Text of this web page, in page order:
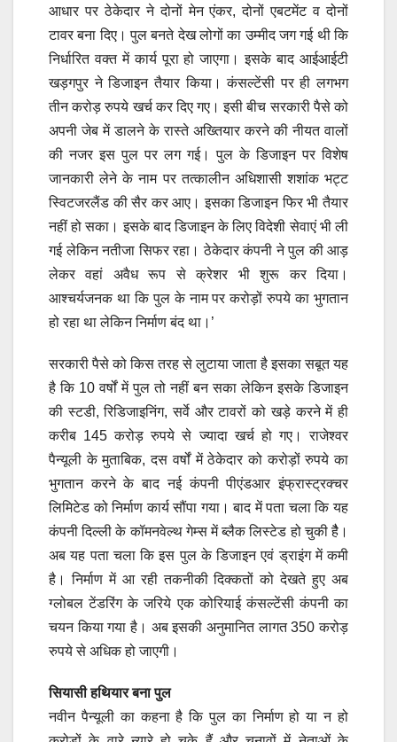
आधार पर ठेकेदार ने दोनों मेन एंकर, दोनों एबटमेंट व दोनों
टावर बना दिए। पुल बनते देख लोगों का उम्मीद जग गई थी कि
निर्धारित वक्त में कार्य पूरा हो जाएगा। इसके बाद आईआईटी
खड़गपुर ने डिजाइन तैयार किया। कंसल्टेंसी पर ही लगभग
तीन करोड़ रुपये खर्च कर दिए गए। इसी बीच सरकारी पैसे को
अपनी जेब में डालने के रास्ते अख्तियार करने की नीयत वालों
की नजर इस पुल पर लग गई। पुल के डिजाइन पर विशेष
जानकारी लेने के नाम पर तत्कालीन अधिशासी शशांक भट्ट
स्विटजरलैंड की सैर कर आए। इसका डिजाइन फिर भी तैयार
नहीं हो सका। इसके बाद डिजाइन के लिए विदेशी सेवाएं भी ली
गई लेकिन नतीजा सिफर रहा। ठेकेदार कंपनी ने पुल की आड़
लेकर वहां अवैध रूप से क्रेशर भी शुरू कर दिया।
आश्चर्यजनक था कि पुल के नाम पर करोड़ों रुपये का भुगतान
हो रहा था लेकिन निर्माण बंद था।’
सरकारी पैसे को किस तरह से लुटाया जाता है इसका सबूत यह
है कि 10 वर्षों में पुल तो नहीं बन सका लेकिन इसके डिजाइन
की स्टडी, रिडिजाइनिंग, सर्वे और टावरों को खड़े करने में ही
करीब 145 करोड़ रुपये से ज्यादा खर्च हो गए। राजेश्वर
पैन्यूली के मुताबिक, दस वर्षों में ठेकेदार को करोड़ों रुपये का
भुगतान करने के बाद नई कंपनी पीएंडआर इंफ्रास्ट्रक्चर
लिमिटेड को निर्माण कार्य सौंपा गया। बाद में पता चला कि यह
कंपनी दिल्ली के कॉमनवेल्थ गेम्स में ब्लैक लिस्टेड हो चुकी हैै।
अब यह पता चला कि इस पुल के डिजाइन एवं ड्राइंग में कमी
है। निर्माण में आ रही तकनीकी दिक्कतों को देखते हुए अब
ग्लोबल टेंडरिंग के जरिये एक कोरियाई कंसल्टेंसी कंपनी का
चयन किया गया है। अब इसकी अनुमानित लागत 350 करोड़
रुपये से अधिक हो जाएगी।
सियासी हथियार बना पुल
नवीन पैन्यूली का कहना है कि पुल का निर्माण हो या न हो